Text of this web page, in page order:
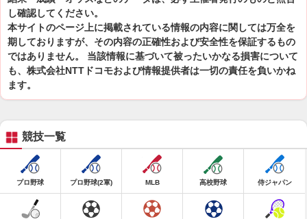
し確認してください。
本サイトのページ上に掲載されている情報の内容に関しては万全を
期しておりますが、その内容の正確性および安全性を保証するもの
ではありません。 当該情報に基づいて被ったいかなる損害について
も、株式会社NTTドコモおよび情報提供者は一切の責任を負いかね
ます。
競技一覧
プロ野球 プロ野球(2軍) MLB 高校野球 侍ジャパン